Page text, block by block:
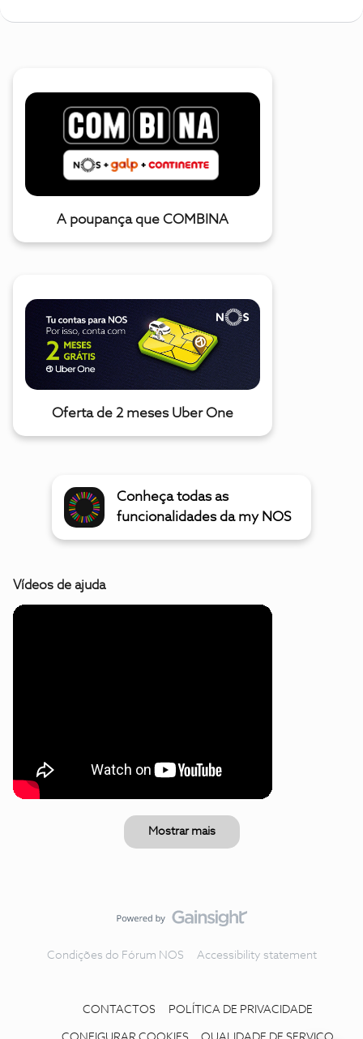
A poupança que COMBINA
Oferta de 2 meses Uber One
Conheça todas as
funcionalidades da my NOS
Vídeos de ajuda
Mostrar mais
Condições do Fórum NOS Accessibility statement
CONTACTOS POLÍTICA DE PRIVACIDADE